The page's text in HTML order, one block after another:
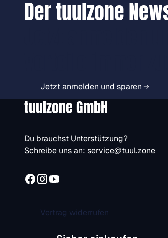
Der tuulzone
Jetzt anmelden und sparen
tuulzone GmbH
Du brauchst Unterstützung?
Schreibe uns an: service@tuul.zone
Vertrag widerrufen